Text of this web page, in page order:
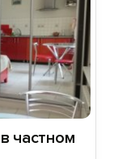
частном